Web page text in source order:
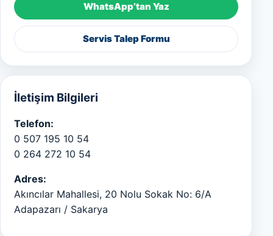
WhatsApp’tan Yaz
Servis Talep Formu
İletişim Bilgileri
Telefon:
0 507 195 10 54
0 264 272 10 54
Adres:
Akıncılar Mahallesi, 20 Nolu Sokak No: 6/A
Adapazarı / Sakarya